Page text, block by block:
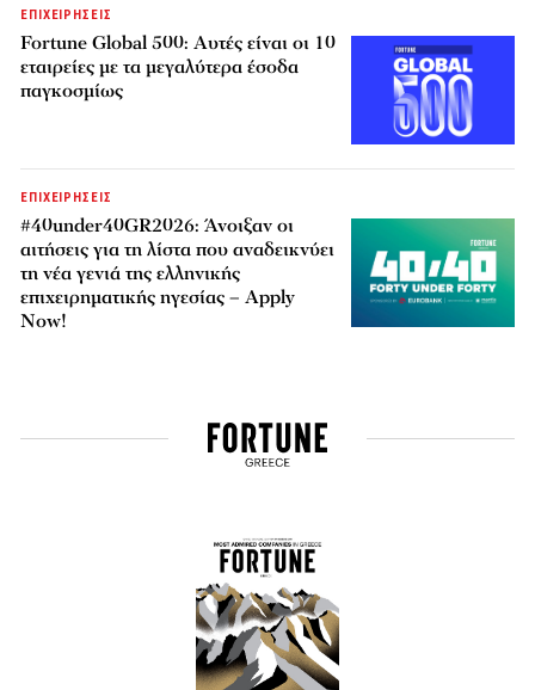
ΕΠΙΧΕΙΡΗΣΕΙΣ
Fortune Global 500: Αυτές είναι οι 10
εταιρείες με τα μεγαλύτερα έσοδα
παγκοσμίως
ΕΠΙΧΕΙΡΗΣΕΙΣ
#40under40GR2026: Άνοιξαν οι
αιτήσεις για τη λίστα που αναδεικνύει
τη νέα γενιά της ελληνικής
επιχειρηματικής ηγεσίας – Apply
Now!